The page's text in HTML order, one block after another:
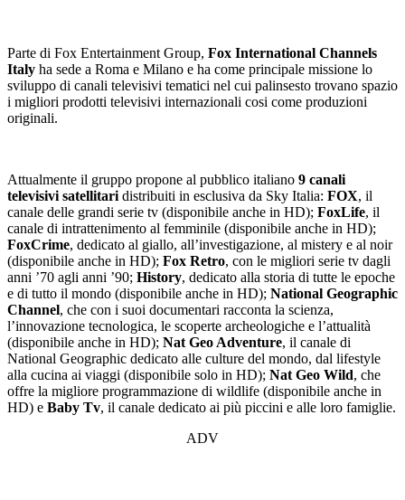
Parte di Fox Entertainment Group, Fox International Channels
Italy ha sede a Roma e Milano e ha come principale missione lo
sviluppo di canali televisivi tematici nel cui palinsesto trovano spazio
i migliori prodotti televisivi internazionali cosi come produzioni
originali.
Attualmente il gruppo propone al pubblico italiano 9 canali
televisivi satellitari distribuiti in esclusiva da Sky Italia: FOX, il
canale delle grandi serie tv (disponibile anche in HD); FoxLife, il
canale di intrattenimento al femminile (disponibile anche in HD);
FoxCrime, dedicato al giallo, all’investigazione, al mistery e al noir
(disponibile anche in HD); Fox Retro, con le migliori serie tv dagli
anni ’70 agli anni ’90; History, dedicato alla storia di tutte le epoche
e di tutto il mondo (disponibile anche in HD); National Geographic
Channel, che con i suoi documentari racconta la scienza,
l’innovazione tecnologica, le scoperte archeologiche e l’attualità
(disponibile anche in HD); Nat Geo Adventure, il canale di
National Geographic dedicato alle culture del mondo, dal lifestyle
alla cucina ai viaggi (disponibile solo in HD); Nat Geo Wild, che
offre la migliore programmazione di wildlife (disponibile anche in
HD) e Baby Tv, il canale dedicato ai più piccini e alle loro famiglie.
ADV